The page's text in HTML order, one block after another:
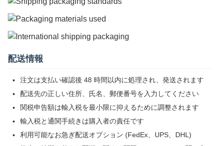
配送情報
注文は支払い確認後 48 時間以内に処理され、発送されます
配送先の正しい住所、氏名、郵便番号を入力してください
関税申告額は輸入税を最小限に抑えるために調整されます
輸入税と通関手続きは購入者の責任です
利用可能なお急ぎ配送オプション (FedEx、UPS、DHL)